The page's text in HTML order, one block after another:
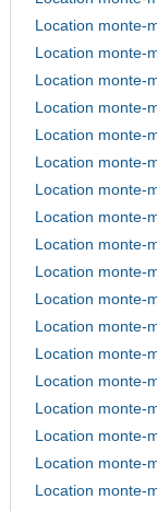
Location monte-
Location monte-
Location monte-
Location monte-
Location monte-
Location monte-
Location monte-
Location monte-
Location monte-
Location monte-
Location monte-
Location monte-
Location monte-
Location monte-
Location monte-
Location monte-
Location monte-
Location monte-